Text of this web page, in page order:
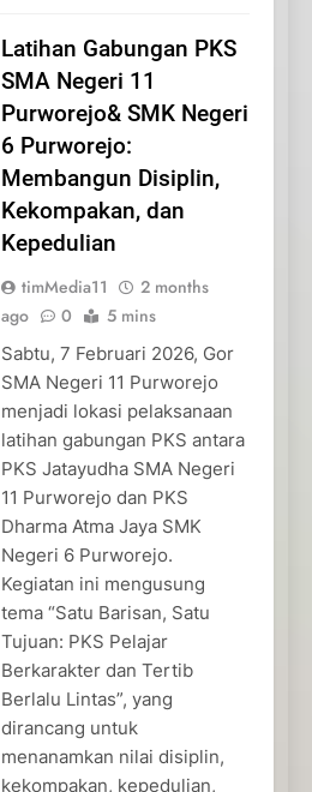
Latihan Gabungan PKS
SMA Negeri 11
Purworejo& SMK Negeri
6 Purworejo:
Membangun Disiplin,
Kekompakan, dan
Kepedulian
timMedia11
2 months
ago
0 5 mins
Sabtu, 7 Februari 2026, Gor
SMA Negeri 11 Purworejo
menjadi lokasi pelaksanaan
latihan gabungan PKS antara
PKS Jatayudha SMA Negeri
11 Purworejo dan PKS
Dharma Atma Jaya SMK
Negeri 6 Purworejo.
Kegiatan ini mengusung
tema “Satu Barisan, Satu
Tujuan: PKS Pelajar
Berkarakter dan Tertib
Berlalu Lintas”, yang
dirancang untuk
menanamkan nilai disiplin,
kekompakan, kepedulian,